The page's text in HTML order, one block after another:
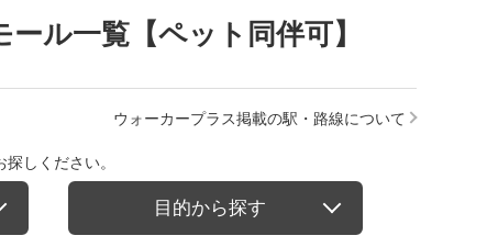
ル一覧【ペット同伴可】
ウォーカープラス掲載の駅・路線について
しください。
目的から探す